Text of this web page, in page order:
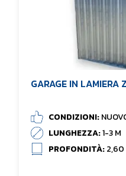
GARAGE IN
CONDIZIONI:
LUNGHEZZA:1-3 M
PROFONDITÀ:2,60